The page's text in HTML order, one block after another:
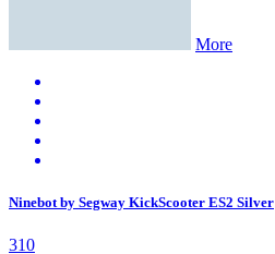
More
Ninebot by Segway KickScooter ES2 Silver
310